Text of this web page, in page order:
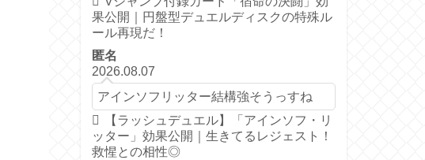
果公開｜円盤型デュエルディスクの特殊ル
ール再現だ！
匿名
2026.08.07
アインソフリッター結構強そうっすね
【ラッシュデュエル】「アインソフ・リ
ッター」効果公開｜生きてるレジェスト！
救惺との相性◎